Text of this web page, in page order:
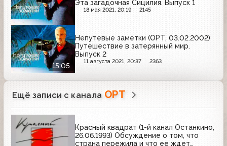
Эта загадочная Сицилия. Выпуск 1
18 мая 2021, 20:19 2145
15:05
Непутевые заметки (ОРТ, 03.02.2002)
Путешествие в затерянный мир.
Выпуск 2
11 августа 2021, 20:37 2363
Ещё записи с канала ОРТ
Красный квадрат (1-й канал Останкино,
26.06.1993) Обсуждение о том, что
страна пережила и что ее ждет